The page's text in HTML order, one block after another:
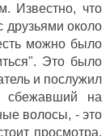
Известно, что
друзьями около
можно было
Это было
и послужил
сбежавший на
волосы, - это
просмотра.